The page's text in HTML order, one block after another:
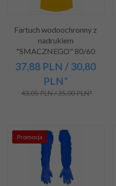
Fartuch wodoochronny z
nadrukiem
"SMACZNEGO" 80/60
37,88 PLN / 30,80
PLN*
43,05 PLN / 35,00 PLN*
Promocja